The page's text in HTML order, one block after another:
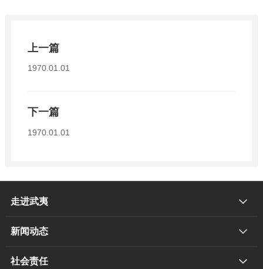
上一篇
1970.01.01
下一篇
1970.01.01
走进武夷
新闻动态
社会责任